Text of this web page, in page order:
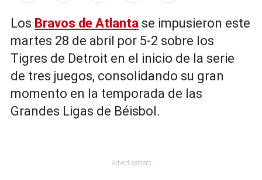
Los Bravos de Atlanta se impusieron este
martes 28 de abril por 5-2 sobre los
Tigres de Detroit en el inicio de la serie
de tres juegos, consolidando su gran
momento en la temporada de las
Grandes Ligas de Béisbol.